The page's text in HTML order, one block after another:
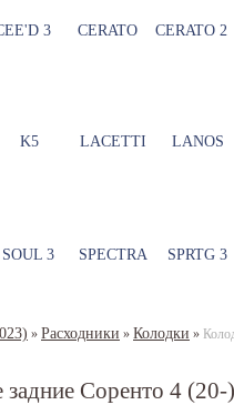
3 CERATO CERATO 2
K5 LACETTI LANOS
SOUL 3 SPECTRA SPRTG 3
» Расходники » Колодки »
задние Соренто 4